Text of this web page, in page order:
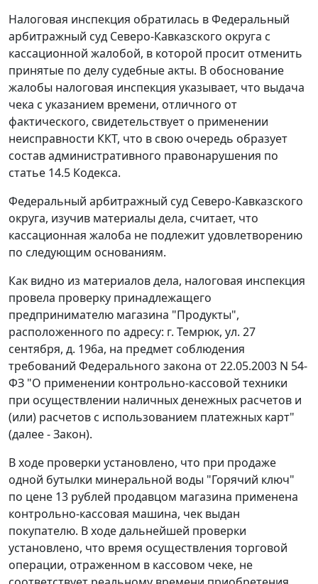
Налоговая инспекция обратилась в Федеральный
арбитражный суд Северо-Кавказского округа с
кассационной жалобой, в которой просит отменить
принятые по делу судебные акты. В обоснование
жалобы налоговая инспекция указывает, что выдача
чека с указанием времени, отличного от
фактического, свидетельствует о применении
неисправности ККТ, что в свою очередь образует
состав административного правонарушения по
статье 14.5 Кодекса.
Федеральный арбитражный суд Северо-Кавказского
округа, изучив материалы дела, считает, что
кассационная жалоба не подлежит удовлетворению
по следующим основаниям.
Как видно из материалов дела, налоговая инспекция
провела проверку принадлежащего
предпринимателю магазина "Продукты",
расположенного по адресу: г. Темрюк, ул. 27
сентября, д. 196а, на предмет соблюдения
требований Федерального закона от 22.05.2003 N 54-
ФЗ "О применении контрольно-кассовой техники
при осуществлении наличных денежных расчетов и
(или) расчетов с использованием платежных карт"
(далее -Закон).
В ходе проверки установлено, что при продаже
одной бутылки минеральной воды "Горячий ключ"
по цене 13 рублей продавцом магазина применена
контрольно-кассовая машина, чек выдан
покупателю. В ходе дальнейшей проверки
установлено, что время осуществления торговой
операции, отраженном в кассовом чеке, не